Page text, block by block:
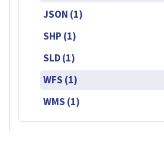
JSON (1)
SHP (1)
SLD (1)
WFS (1)
WMS (1)